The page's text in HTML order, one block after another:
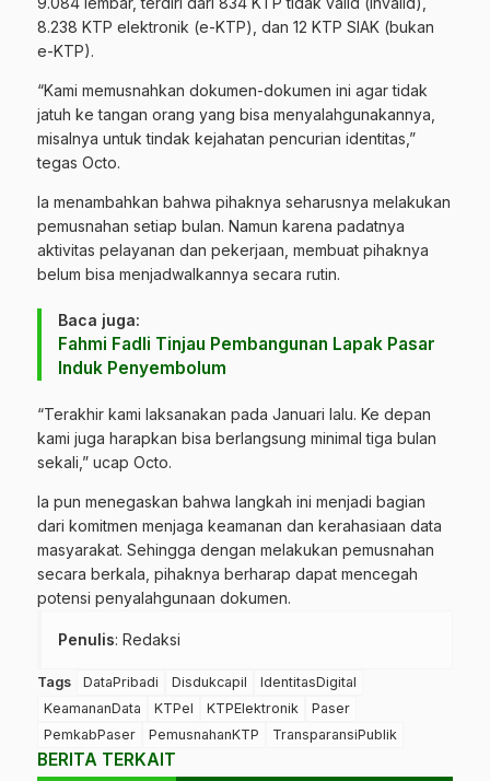
8.238 KTP elektronik (e-KTP), dan 12 KTP SIAK (bukan
e-KTP).
“Kami memusnahkan dokumen-dokumen ini agar tidak
jatuh ke tangan orang yang bisa menyalahgunakannya,
misalnya untuk tindak kejahatan pencurian identitas,”
tegas Octo.
Ia menambahkan bahwa pihaknya seharusnya melakukan
pemusnahan setiap bulan. Namun karena padatnya
aktivitas pelayanan dan pekerjaan, membuat pihaknya
belum bisa menjadwalkannya secara rutin.
Baca juga:
Fahmi Fadli Tinjau Pembangunan Lapak Pasar
Induk Penyembolum
“Terakhir kami laksanakan pada Januari lalu. Ke depan
kami juga harapkan bisa berlangsung minimal tiga bulan
sekali,” ucap Octo.
Ia pun menegaskan bahwa langkah ini menjadi bagian
dari komitmen menjaga keamanan dan kerahasiaan data
masyarakat. Sehingga dengan melakukan pemusnahan
secara berkala, pihaknya berharap dapat mencegah
potensi penyalahgunaan dokumen.
Penulis: Redaksi
Tags DataPribadi Disdukcapil
IdentitasDigital
KeamananData
KTPel KTPElektronik
Paser
PemkabPaser
PemusnahanKTP TransparansiPublik
BERITA TERKAIT